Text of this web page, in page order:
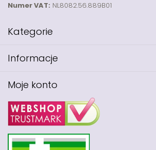
Numer VAT: NL8082.56.889B01
Kategorie
Informacje
Moje konto